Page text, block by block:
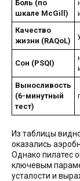
Боль (по
шкале McGill)
Качество
жизни (RAQoL)
Сон (PSQI)
Выносливость
(6-минутный
тест)
Из таблицы
оказались
Однако пилатес
ключевым
усталости и